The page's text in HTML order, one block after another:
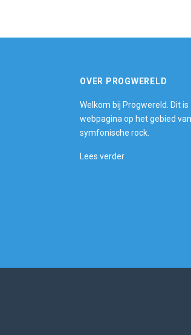
OVER PROGWERELD
Welkom bij Progwereld. Dit
webpagina op het gebied
symfonische rock.
Lees verder